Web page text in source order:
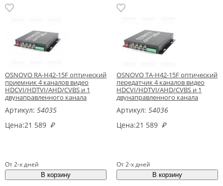
OSNOVO RA-H42-15F оптический
приемник 4 каналов видео
HDCVI/HDTVI/AHD/CVBS и 1
двунаправленного канала
Артикул: 54035
Цена:21 589 ₽
От 2-х дней
OSNOVO TA-H42-15F оптический
передатчик 4 каналов видео
HDCVI/HDTVI/AHD/CVBS и 1
двунаправленного канала
Артикул: 54036
Цена:21 589 ₽
От 2-х дней